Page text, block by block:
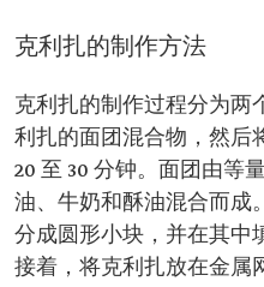
克利扎的制作方法
克利扎的制作过程分为两
利扎的面团混合物，然后
20 至 30 分钟。面团由等
油、牛奶和酥油混合而成
分成圆形小块，并在其中
接着，将克利扎放在金属